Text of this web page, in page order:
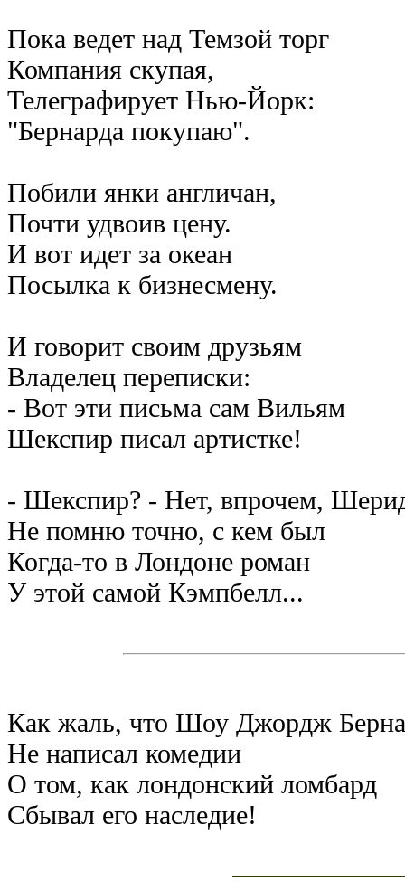
Пока ведет над Темзой торг
Компания скупая,
Телеграфирует Нью-Йорк:
"Бернарда покупаю".
Побили янки англичан,
Почти удвоив цену.
И вот идет за океан
Посылка к бизнесмену.
И говорит своим друзьям
Владелец переписки:
- Вот эти письма сам Вильям
Шекспир писал артистке!
- Шекспир? - Нет, впрочем,
Не помню точно, с кем был
Когда-то в Лондоне роман
У этой самой Кэмпбелл...
Как жаль, что Шоу Джордж
Не написал комедии
О том, как лондонский ломбард
Сбывал его наследие!